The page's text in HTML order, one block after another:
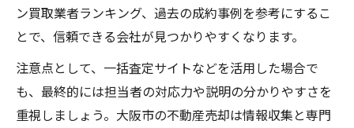
ン買取業者ランキング、過去の成約事例を参考にするこ
とで、信頼できる会社が見つかりやすくなります。
注意点として、一括査定サイトなどを活用した場合で
も、最終的には担当者の対応力や説明の分かりやすさを
重視しましょう。大阪市の不動産売却は情報収集と専門